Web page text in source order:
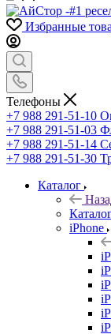
Избранные
Телефоны
+7 988 291-51-10
+7 988 291-51-03
+7 988 291-51-14
+7 988 291-51-30
Каталог
iPhone